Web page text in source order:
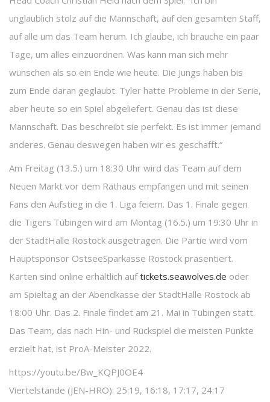
unglaublich stolz auf die Mannschaft, auf den gesamten Staff,
auf alle um das Team herum. Ich glaube, ich brauche ein paar
Tage, um alles einzuordnen. Was kann man sich mehr
wünschen als so ein Ende wie heute. Die Jungs haben bis
zum Ende daran geglaubt. Tyler hatte Probleme in der Serie,
aber heute so ein Spiel abgeliefert. Genau das ist diese
Mannschaft. Das beschreibt sie perfekt. Es ist immer jemand
anderes. Genau deswegen haben wir es geschafft.“
Am Freitag (13.5.) um 18:30 Uhr wird das Team auf dem
Neuen Markt vor dem Rathaus empfangen und mit seinen
Fans den Aufstieg in die 1. Liga feiern. Das 1. Finale gegen
die Tigers Tübingen wird am Montag (16.5.) um 19:30 Uhr in
der StadtHalle Rostock ausgetragen. Die Partie wird vom
Hauptsponsor OstseeSparkasse Rostock präsentiert.
Karten sind online erhältlich auftickets.seawolves.de oder
am Spieltag an der Abendkasse der StadtHalle Rostock ab
18:00 Uhr. Das 2. Finale findet am 21. Mai in Tübingen statt.
Das Team, das nach Hin- und Rückspiel die meisten Punkte
erzielt hat, ist ProA-Meister 2022.
https://youtu.be/Bw_KQPJ0OE4
Viertelstände (JEN-HRO): 25:19, 16:18, 17:17, 24:17